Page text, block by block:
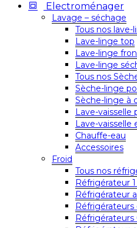
Electroménager
Lavage – séchage
Tous nos lave-
Lave-linge top
Lave-linge
Lave-linge
Tous nos
Sèche-linge
Sèche-linge à
Lave-vaisselle
Lave-vaisselle
Chauffe-eau
Accessoires
Froid
Tous nos
Réfrigérateur
Réfrigérateur